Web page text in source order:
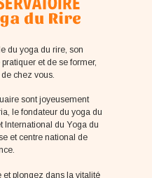
du yoga du rire, son
et de se former,
chez vous.
sont joyeusement
le fondateur du yoga du
International du Yoga du
et centre national de
plongez dans la vitalité